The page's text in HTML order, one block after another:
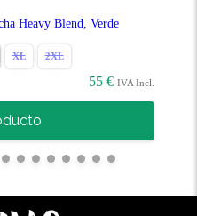
Heavy Blend, Verde
XL
2XL
55 € IVA Incl.